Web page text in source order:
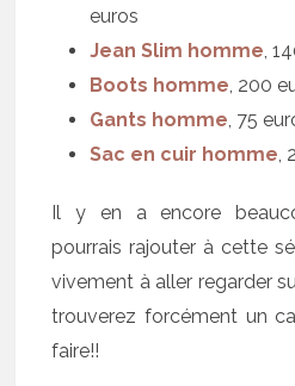
euros
Jean Slim homme,
Boots homme, 200
Gants homme, 75
Sac en cuir homme,
Il y en a encore
pourrais rajouter à cette
vivement à aller regarder
trouverez forcément un
faire!!